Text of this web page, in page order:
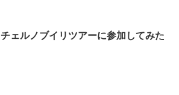
チェルノブイリツアーに参加してみた